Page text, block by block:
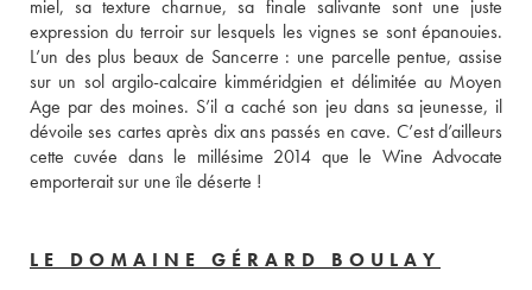
miel, sa texture charnue, sa finale salivante sont une juste
expression du terroir sur lesquels les vignes se sont épanouies.
L’un des plus beaux de Sancerre : une parcelle pentue, assise
sur un sol argilo-calcaire kimméridgien et délimitée au Moyen
Age par des moines. S’il a caché son jeu dans sa jeunesse, il
dévoile ses cartes après dix ans passés en cave. C’est d’ailleurs
cette cuvée dans le millésime 2014 que le Wine Advocate
emporterait sur une île déserte !
LE DOMAINE GÉRARD BOULAY